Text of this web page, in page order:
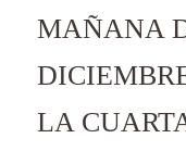
MAÑANA
LA